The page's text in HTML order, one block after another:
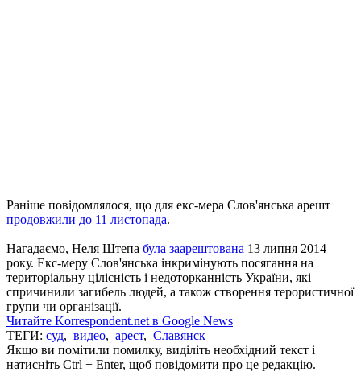
Раніше повідомлялося, що для екс-мера Слов'янська арешт
продовжили до 11 листопада.
Нагадаємо, Неля Штепа була заарештована 13 липня 2014
року. Екс-меру Слов'янська інкримінують посягання на
територіальну цілісність і недоторканність України, які
спричинили загибель людей, а також створення терористичної
групи чи організації.
Читайте Korrespondent.net в Google News
ТЕГИ: суд, видео, арест, Славянск
Якщо ви помітили помилку, виділіть необхідний текст і
натисніть Ctrl + Enter, щоб повідомити про це редакцію.